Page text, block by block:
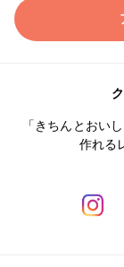
「きちんとおい
作れる